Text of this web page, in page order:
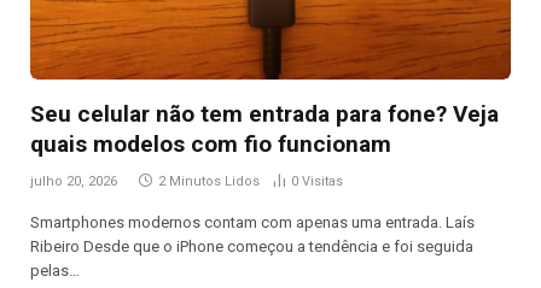
Seu celular não tem entrada para fone? Veja
quais modelos com fio funcionam
julho 20, 2026 2 Minutos Lidos 0 Visitas
Smartphones modernos contam com apenas uma entrada. Laís
Ribeiro Desde que o iPhone começou a tendência e foi seguida
pelas…